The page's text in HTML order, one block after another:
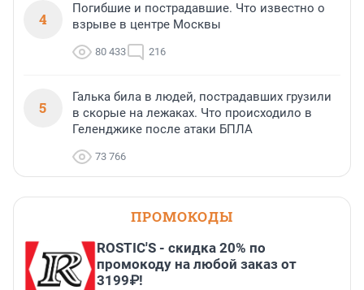
4
Погибшие и пострадавшие. Что известно о
взрыве в центре Москвы
80 433 216
5
Галька била в людей, пострадавших грузили
в скорые на лежаках. Что происходило в
Геленджике после атаки БПЛА
73 766
ПРОМОКОДЫ
ROSTIC'S - скидка 20% по
промокоду на любой заказ от
3199₽!